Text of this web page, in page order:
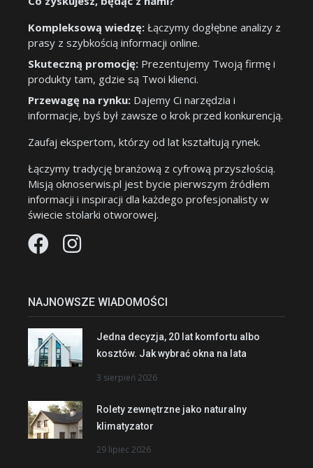
Kompleksową wiedzę: Łączymy dogłębne analizy z
prasy z szybkością informacji online.
Skuteczną promocję: Prezentujemy Twoją firmę i
produkty tam, gdzie są Twoi klienci.
Przewagę na rynku: Dajemy Ci narzędzia i
informacje, byś był zawsze o krok przed konkurencją.
Zaufaj ekspertom, którzy od lat kształtują rynek.
Łączymy tradycję branżową z cyfrową przyszłością.
Misją oknoserwis.pl jest bycie pierwszym źródłem
informacji i inspiracji dla każdego profesjonalisty w
świecie stolarki otworowej.
NAJNOWSZE WIADOMOŚCI
Jedna decyzja, 20 lat komfortu albo
kosztów. Jak wybrać okna na lata
3 sierpień 2026
Rolety zewnętrzne jako naturalny
klimatyzator
29 lipiec 2026